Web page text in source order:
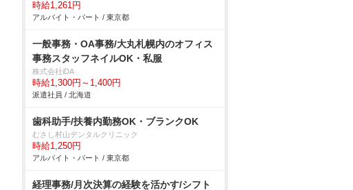
時給1,261円
アルバイト・パート / 東京都
一般事務・OA事務/大丸札幌内のオフィス
事務スタッフネイルOK・私服
株式会社iDA
時給1,300円～1,400円
派遣社員 / 北海道
歯科助手/扶養内勤務OK・ブランクOK
むさし村山デンタルクリニック
時給1,250円
アルバイト・パート / 東京都
経理事務/月次決算の経験を活かす/シフト